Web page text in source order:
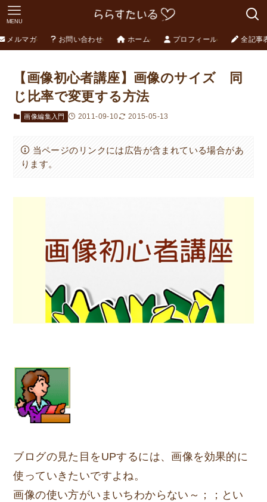
MENU
メルマガ お問い合わせ ホーム プロフィール 全記事
【画像初心者講座】画像のサイズ 同
じ比率で変更する方法
画像編集入門 2011-09-10 2015-05-13
当ページのリンクには広告が含まれている場合があ
ります。
ブログの見た目をUPするには、画像を効果的に
使っていきたいですよね。
画像の使い方がいまいちわからない～；；とい